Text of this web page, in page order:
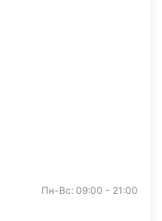
Пн-Вс: 09:00 - 21:00